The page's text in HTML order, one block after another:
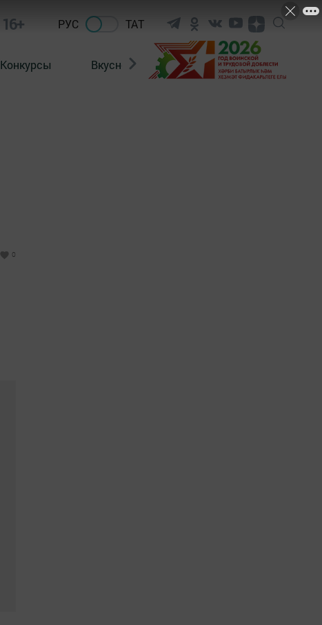
16+ РУС ТАТ
Конкурсы Вкусности Фотогалерея
0